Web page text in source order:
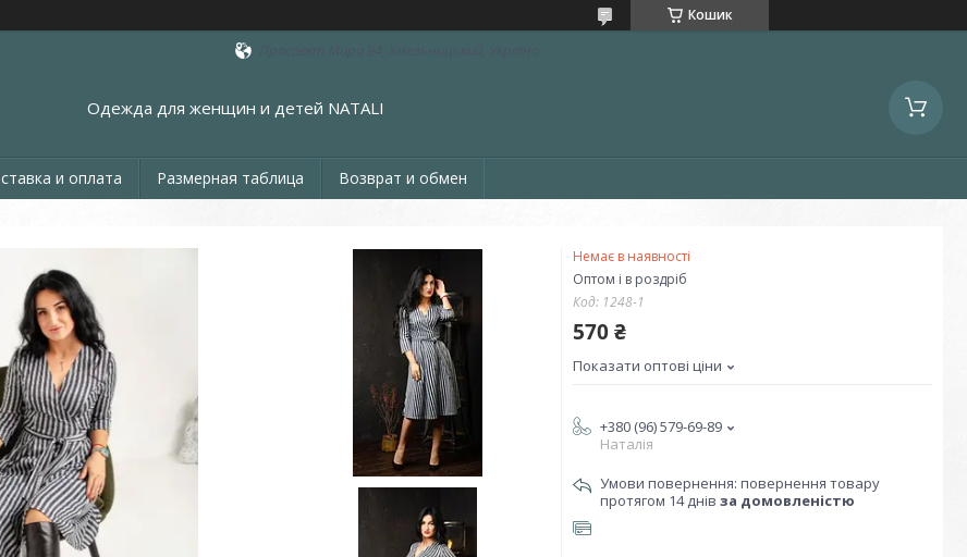
Кошик
Одежда для женщин и детей NATALI
и оплата Размерная таблица Возврат и обмен
Немає в наявності
Оптом і в роздріб
Код: 1248-1
570 ₴
Показати оптові ціни
+380 (96) 579-69-89
Наталія
повернення товару
протягом 14 днів за домовленістю